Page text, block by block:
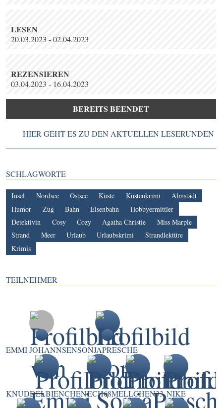
LESEN
20.03.2023 - 02.04.2023
REZENSIEREN
03.04.2023 - 16.04.2023
BEREITS BEENDET
HIER GEHT ES ZU DEN AKTUELLEN LESERUNDEN
SCHLAGWORTE
Insel Nordsee Ostsee Küste Küstenkrimi
Almstädt
Humor
Zug Bahn Eisenbahn
Hobbyermittler
Detektivin
Cosy Cozy Agatha Christie
Miss Marple
Strand
Meer Urlaub Urlaubskrimi
Strandlektüre
Krimis
TEILNEHMER
EMMI JOHANNSENSONJAPRESCHE
KNUDDELBIENCHENECH68MELLCHEN33 NIKE